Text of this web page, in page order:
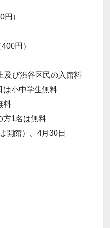
）
円）
び渋谷区民の入館料
小中学生無料
料
方1名は無料
開館）、4月30日